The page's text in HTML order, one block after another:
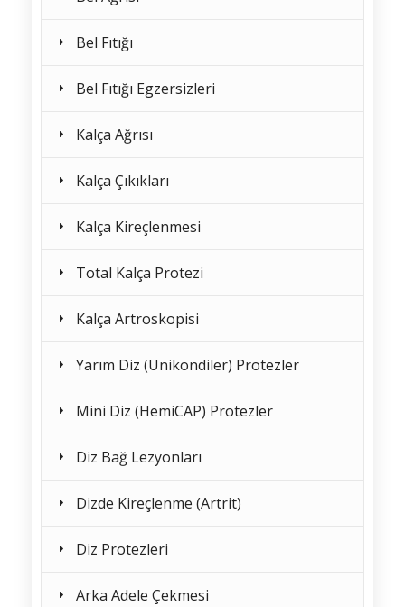
Bel Fıtığı
Bel Fıtığı Egzersizleri
Kalça Ağrısı
Kalça Çıkıkları
Kalça Kireçlenmesi
Total Kalça Protezi
Kalça Artroskopisi
Yarım Diz (Unikondiler) Protezler
Mini Diz (HemiCAP) Protezler
Diz Bağ Lezyonları
Dizde Kireçlenme (Artrit)
Diz Protezleri
Arka Adele Çekmesi